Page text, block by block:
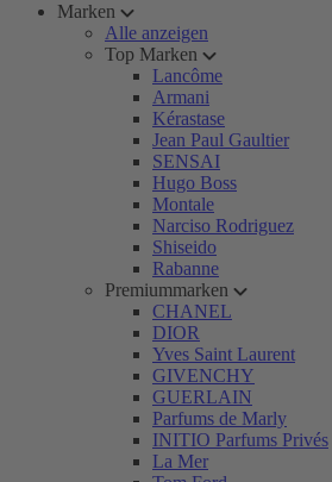
Marken
Alle anzeigen
Top Marken
Lancôme
Armani
Kérastase
Jean Paul Gaultier
SENSAI
Hugo Boss
Montale
Narciso Rodriguez
Shiseido
Rabanne
Premiummarken
CHANEL
DIOR
Yves Saint Laurent
GIVENCHY
GUERLAIN
Parfums de Marly
INITIO Parfums Privés
La Mer